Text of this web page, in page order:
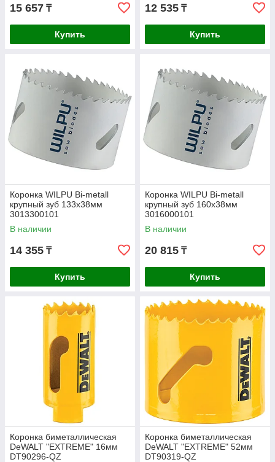
15 657 ₸
Купить
12 535 ₸
Купить
Коронка WILPU Bi-metall
крупный зуб 133х38мм
3013300101
В наличии
14 355 ₸
Купить
Коронка WILPU Bi-metall
крупный зуб 160х38мм
3016000101
В наличии
20 815 ₸
Купить
Коронка биметаллическая
DeWALT "EXTREME" 16мм
DT90296-QZ
Коронка биметаллическая
DeWALT "EXTREME" 52мм
DT90319-QZ